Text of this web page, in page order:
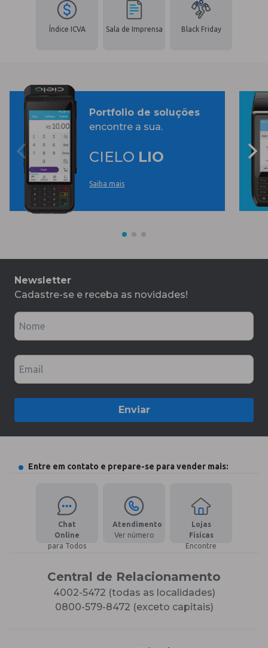
Índice ICVA Sala de Imprensa Black Friday
Portfolio de soluções
encontre a sua.
CIELO LIO
Saiba mais
Newsletter
Cadastre-se e receba as novidades!
Nome
Email
Enviar
Entre em contato e prepare-se para vender mais:
Chat
Online
para Todos
Atendimento
Ver número
Lojas
Físicas
Encontre
Central de Relacionamento
4002-5472 (todas as localidades)
0800-579-8472 (exceto capitais)